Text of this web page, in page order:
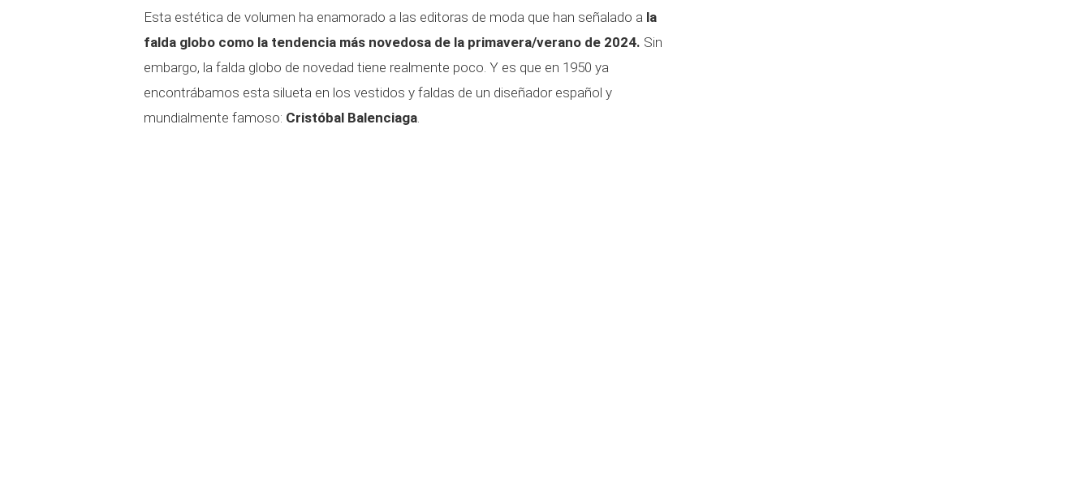
Esta estética de volumen ha enamorado a las editoras de moda que han señalado a la
falda globo como la tendencia más novedosa de la primavera/verano de 2024. Sin
embargo, la falda globo de novedad tiene realmente poco. Y es que en 1950 ya
encontrábamos esta silueta en los vestidos y faldas de un diseñador español y
mundialmente famoso: Cristóbal Balenciaga.